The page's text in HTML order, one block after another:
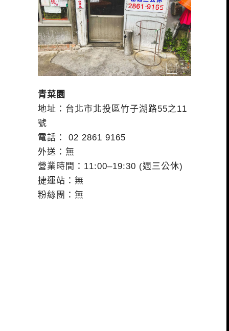
青菜園
地址：台北市北投區竹子湖路55之11
號
電話：
02 2861 9165
外送：無
營業時間：11:00–19:30 (週三公休)
捷運站：無
粉絲團：無